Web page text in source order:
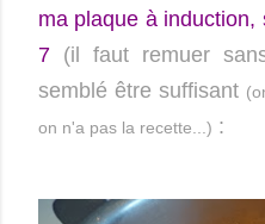
ma plaque à
7 (il faut remuer
semblé être suffisant
on n'a pas la recette...) :